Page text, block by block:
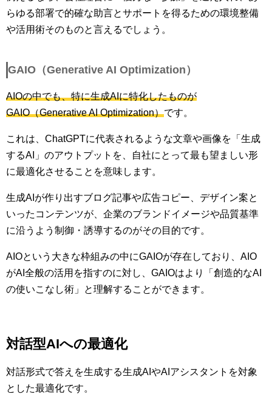
らゆる部署で的確な助言とサポートを得るための環境整備
や活用術そのものと言えるでしょう。
GAIO（Generative AI Optimization）
AIOの中でも、特に生成AIに特化したものが
GAIO（Generative AI Optimization）です。
これは、ChatGPTに代表されるような文章や画像を「生成
するAI」のアウトプットを、自社にとって最も望ましい形
に最適化させることを意味します。
生成AIが作り出すブログ記事や広告コピー、デザイン案と
いったコンテンツが、企業のブランドイメージや品質基準
に沿うよう制御・誘導するのがその目的です。
AIOという大きな枠組みの中にGAIOが存在しており、AIO
がAI全般の活用を指すのに対し、GAIOはより「創造的なAI
の使いこなし術」と理解することができます。
対話型AIへの最適化
対話形式で答えを生成する生成AIやAIアシスタントを対象
とした最適化です。